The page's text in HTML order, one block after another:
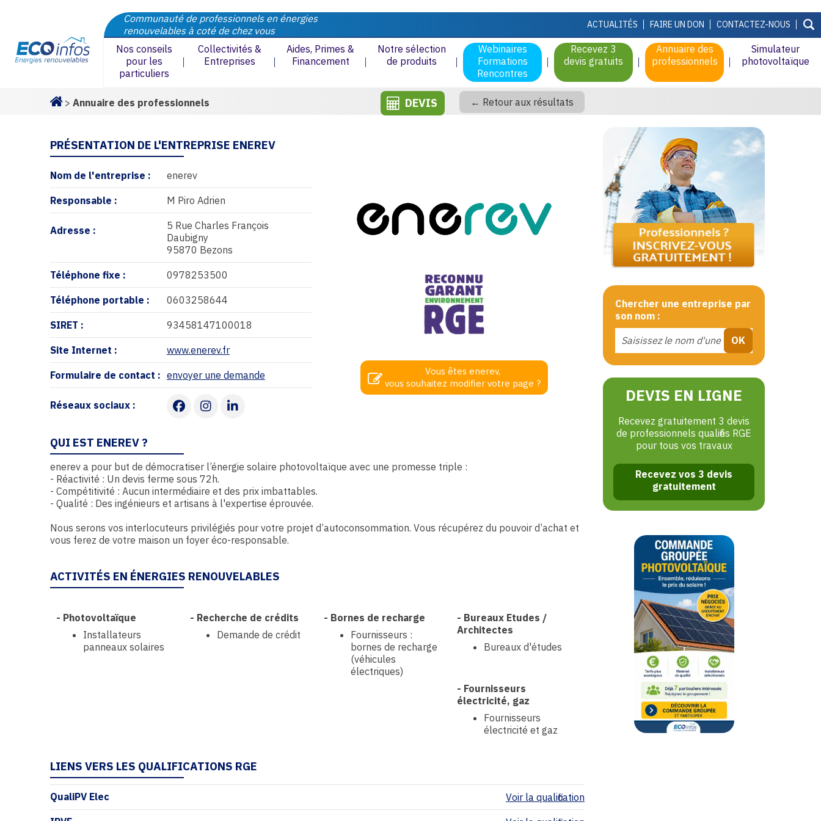
Communauté de professionnels en énergies
renouvelables à coté de chez vous
ACTUALITÉS FAIRE UN DON CONTACTEZ-NOUS
Nos conseils
pour les
particuliers
Collectivités &
Entreprises
Aides, Primes &
Financement
Notre sélection
de produits
Webinaires
Formations
Rencontres
Recevez 3
devis gratuits
Annuaire des
professionnels
Simulateur
photovoltaïque
> Annuaire des professionnels DEVIS ← Retour aux résultats
PRÉSENTATION DE L'ENTREPRISE ENEREV
Nom de l'entreprise : enerev
Responsable : M Piro Adrien
Adresse :
5 Rue Charles François
Daubigny
95870 Bezons
Téléphone fixe : 0978253500
Téléphone portable : 0603258644
SIRET : 93458147100018
Site Internet : www.enerev.fr
Formulaire de contact : envoyer une demande
Réseaux sociaux : Facebook
Instagram
LinkedIn
Vous êtes enerev,
vous souhaitez modifier votre page ?
QUI EST ENEREV ?
enerev a pour but de démocratiser l’énergie solaire photovoltaïque avec une promesse triple :
- Réactivité : Un devis ferme sous 72h.
- Compétitivité : Aucun intermédiaire et des prix imbattables.
- Qualité : Des ingénieurs et artisans à l'expertise éprouvée.
Nous serons vos interlocuteurs privilégiés pour votre projet d’autoconsommation. Vous récupérez du pouvoir d’achat et
vous ferez de votre maison un foyer éco-responsable.
ACTIVITÉS EN ÉNERGIES RENOUVELABLES
- Photovoltaïque
Installateurs
panneaux solaires
- Recherche de crédits
Demande de crédit
- Bornes de recharge
Fournisseurs :
bornes de recharge
(véhicules
électriques)
- Bureaux Etudes /
Architectes
Bureaux d'études
- Fournisseurs
électricité, gaz
Fournisseurs
électricité et gaz
LIENS VERS LES QUALIFICATIONS RGE
QualiPV Elec
Voir la qualification
Chercher une entreprise par
son nom :
DEVIS EN LIGNE
Recevez gratuitement 3 devis
de professionnels qualifiés RGE
pour tous vos travaux
Recevez vos 3 devis
gratuitement